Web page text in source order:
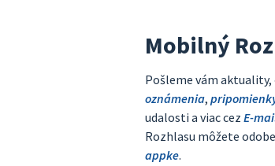
Mobilný
Pošleme vám
oznámenia,
udalosti a viac cez E-
Rozhlasu môžete
appke.